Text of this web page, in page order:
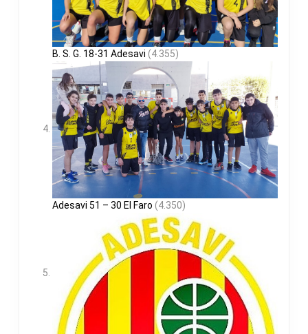
B. S. G. 18-31 Adesavi (4.355)
Adesavi 51 – 30 El Faro (4.350)